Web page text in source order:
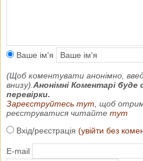
Ваше ім'я
(Щоб коментувати анонімно,
внизу). Анонімні Коментарі буде
перевірки.
Зареєструйтесь тут , щоб
реєструватися читайте тут
Вхід/реєстрація (увійти без
E-mail